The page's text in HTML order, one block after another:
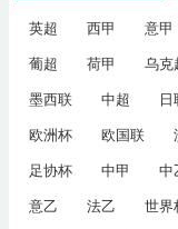
英超 西甲 意甲
葡超
荷甲 乌克
墨西联
中超
欧洲杯
欧国联
足协杯
中甲 中
意乙
法乙 世界